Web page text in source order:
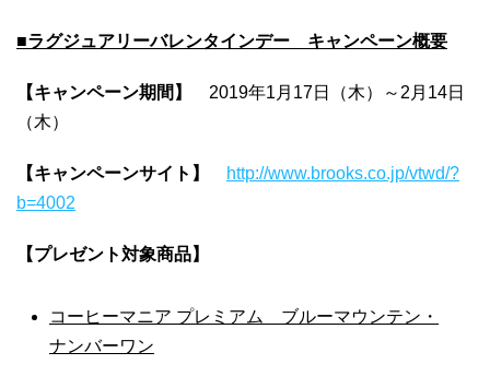
■ラグジュアリーバレンタインデー キャンペーン概要
【キャンペーン期間】
2019年1月17日（木）～2月14日
（木）
【キャンペーンサイト】
http://www.brooks.co.jp/vtwd/?
b=4002
【プレゼント対象商品】
コーヒーマニア プレミアム ブルーマウンテン・
ナンバーワン